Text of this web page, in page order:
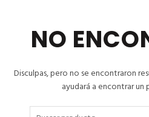
NO
Disculpas, pero no se encontraron
ayudará a encontrar